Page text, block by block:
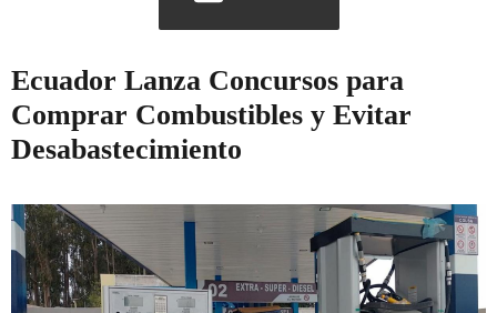
Ecuador Lanza Concursos para
Comprar Combustibles y Evitar
Desabastecimiento